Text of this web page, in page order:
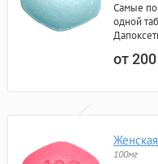
Самые
одной
от
100мг